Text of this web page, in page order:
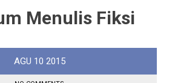
Menulis Fiksi
AGU 10 2015